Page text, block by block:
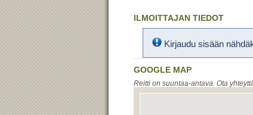
ILMOITTAJAN TIEDOT
Kirjaudu sisään
GOOGLE MAP
Reitti on suuntaa-antava. Ota